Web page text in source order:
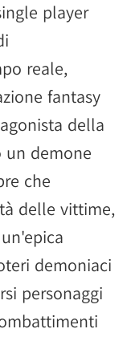
player
reale,
fantasy
della
un demone
che
delle vittime,
demoniaci
personaggi